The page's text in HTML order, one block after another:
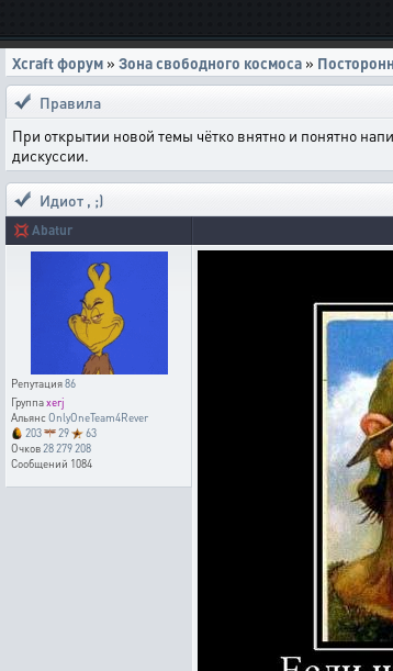
Xcraft форум » Зона свободного космоса »
Правила
При открытии новой темы чётко внятно и понятно
дискуссии.
Идиот , ;)
💢 Abatur
Репутация86
Группаxerj
АльянсOnlyOneTeam4Rever
203
29
63
Очков28 279 208
Сообщений 1084